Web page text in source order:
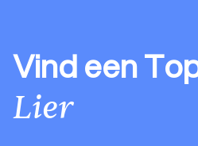
Vind een
Lier